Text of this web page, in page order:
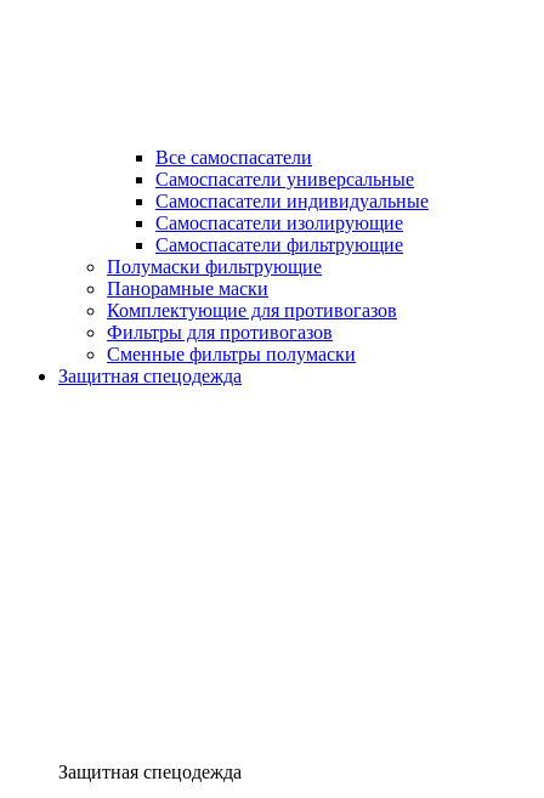
Все самоспасатели
Самоспасатели универсальные
Самоспасатели индивидуальные
Самоспасатели изолирующие
Самоспасатели фильтрующие
Полумаски фильтрующие
Панорамные маски
Комплектующие для противогазов
Фильтры для противогазов
Сменные фильтры полумаски
Защитная спецодежда
Защитная спецодежда